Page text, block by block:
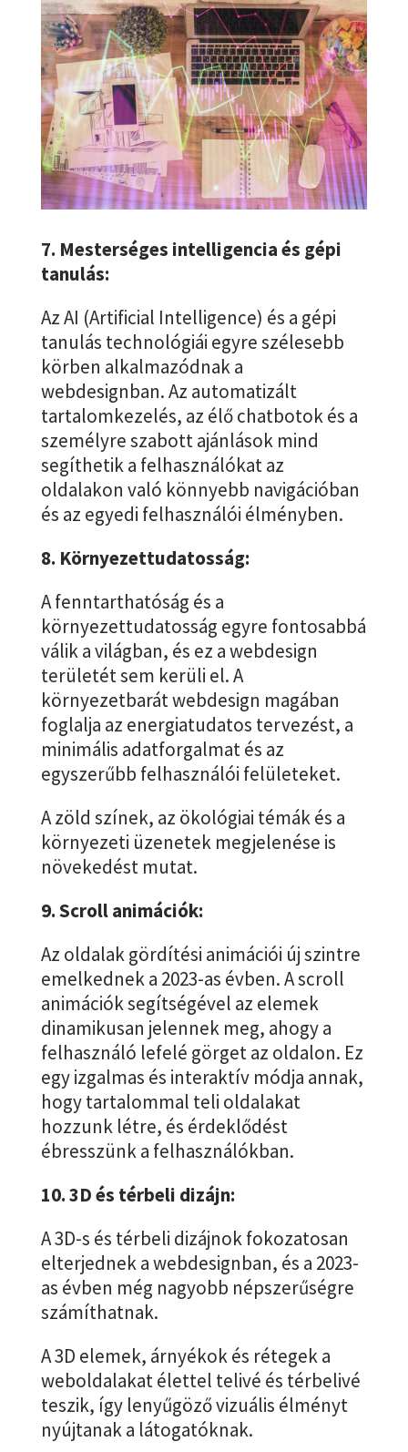
7. Mesterséges intelligencia és gépi
tanulás:
Az AI (Artificial Intelligence) és a gépi
tanulás technológiái egyre szélesebb
körben alkalmazódnak a
webdesignban. Az automatizált
tartalomkezelés, az élő chatbotok és a
személyre szabott ajánlások mind
segíthetik a felhasználókat az
oldalakon való könnyebb navigációban
és az egyedi felhasználói élményben.
8. Környezettudatosság:
A fenntarthatóság és a
környezettudatosság egyre fontosabbá
válik a világban, és ez a webdesign
területét sem kerüli el. A
környezetbarát webdesign magában
foglalja az energiatudatos tervezést, a
minimális adatforgalmat és az
egyszerűbb felhasználói felületeket.
A zöld színek, az ökológiai témák és a
környezeti üzenetek megjelenése is
növekedést mutat.
9. Scroll animációk:
Az oldalak gördítési animációi új szintre
emelkednek a 2023-as évben. A scroll
animációk segítségével az elemek
dinamikusan jelennek meg, ahogy a
felhasználó lefelé görget az oldalon. Ez
egy izgalmas és interaktív módja annak,
hogy tartalommal teli oldalakat
hozzunk létre, és érdeklődést
ébresszünk a felhasználókban.
10. 3D és térbeli dizájn:
A 3D-s és térbeli dizájnok fokozatosan
elterjednek a webdesignban, és a 2023-
as évben még nagyobb népszerűségre
számíthatnak.
A 3D elemek, árnyékok és rétegek a
weboldalakat élettel telivé és térbelivé
teszik, így lenyűgöző vizuális élményt
nyújtanak a látogatóknak.